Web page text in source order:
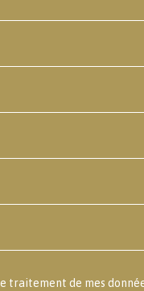
traitement de mes